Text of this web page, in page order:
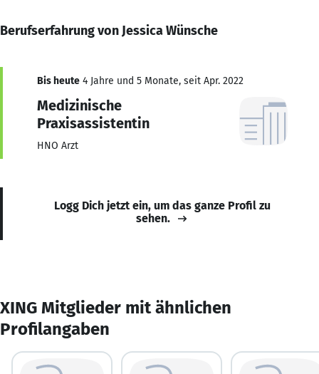
Berufserfahrung von Jessica Wünsche
Bis heute 4 Jahre und 5 Monate, seit Apr. 2022
Medizinische
Praxisassistentin
HNO Arzt
Logg Dich jetzt ein, um das ganze Profil zu
sehen.
XING Mitglieder mit ähnlichen
Profilangaben